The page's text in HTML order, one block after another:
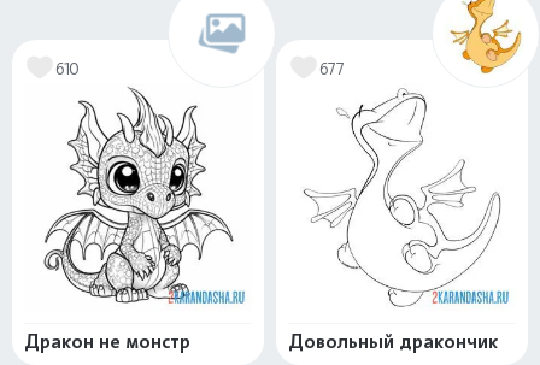
610
Дракон не монстр
677
Довольный дракончик